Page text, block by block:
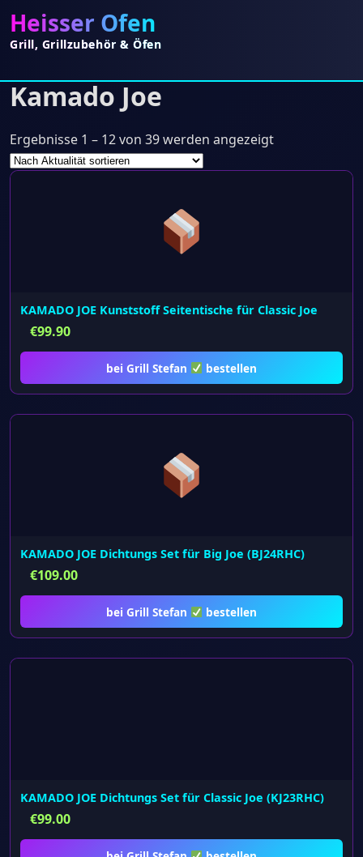
Heisser Ofen
Grill, Grillzubehör & Öfen
Kamado Joe
Ergebnisse 1 – 12 von 39 werden angezeigtNach
KAMADO JOE Kunststoff Seitentische für Classic Joe
€99.90
bei Grill Stefan bestellen
KAMADO JOE Dichtungs Set für Big Joe (BJ24RHC)
€109.00
bei Grill Stefan bestellen
KAMADO JOE Dichtungs Set für Classic Joe (KJ23RHC)
€99.00